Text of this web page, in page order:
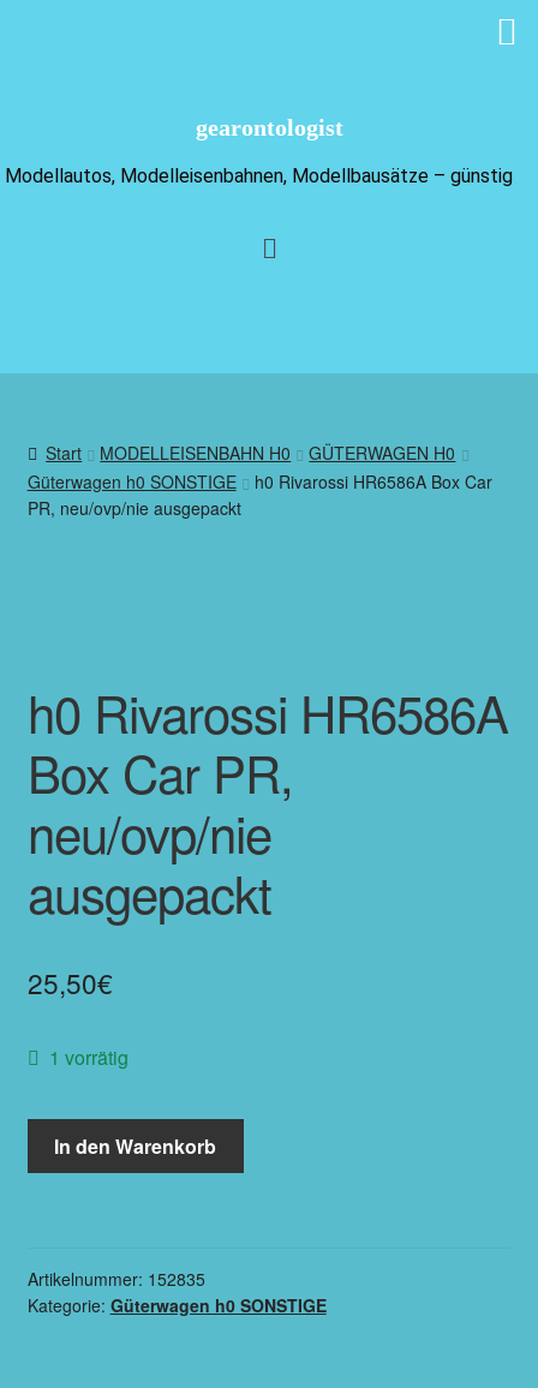
Modellautos, Modelleisenbahnen, Modellbausätze – günstig
Start MODELLEISENBAHN H0
GÜTERWAGEN H0
Güterwagen h0 SONSTIGE
h0 Rivarossi HR6586A Box Car
PR, neu/ovp/nie ausgepackt
h0 Rivarossi HR6586A
Box Car PR,
neu/ovp/nie
ausgepackt
25,50€
1 vorrätig
In den Warenkorb
Artikelnummer: 152835
Kategorie: Güterwagen h0 SONSTIGE
gearontologist